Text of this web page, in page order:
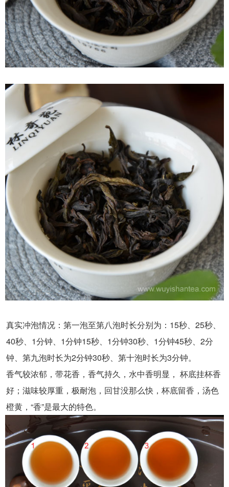
真实冲泡情况：第一泡至第八泡时长分别为：15秒、25秒、
40秒、1分钟、1分钟15秒、1分钟30秒、1分钟45秒、2分
钟、第九泡时长为2分钟30秒、第十泡时长为3分钟。
香气较浓郁，带花香，香气持久，水中香明显， 杯底挂杯香
好；滋味较厚重，极耐泡，回甘没那么快，杯底留香，汤色
橙黄，“香”是最大的特色。